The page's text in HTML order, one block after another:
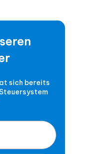
sich bereits